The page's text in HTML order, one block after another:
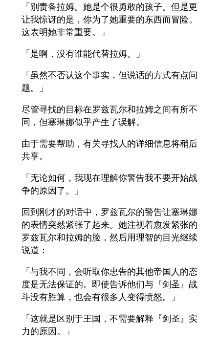
「别责备拉姆。她是个很勇敢的孩子。但是更
让我惊讶的是，你为了她重要的东西而冒险。
这表明她非常重要。」
「是啊，没有谁能代替拉姆。」
「虽然不否认这个事实，但说话的方式有点问
题。」
尽管寻找的目标在罗兹瓦尔和拉姆之间有所不
同，但塞琳娜似乎产生了误解。
由于需要帮助，有关寻找人的详细信息将稍后
共享。
「无论如何，我现在理解你警告我不要开始战
争的原因了。」
回到刚才的对话中，罗兹瓦尔的警告让塞琳娜
的表情突然紧张了起来。她注视着愈发紧张的
罗兹瓦尔和拉姆的脸，然后用理智的目光继续
说道：
「与我不同，会听取你忠告的其他帝国人的态
度是无法保证的。即使告诉他们与『剑圣』战
斗没有胜算，也会有很多人变得愤怒。」
「这就是区别于王国，不需要解释『剑圣』实
力的原因。」